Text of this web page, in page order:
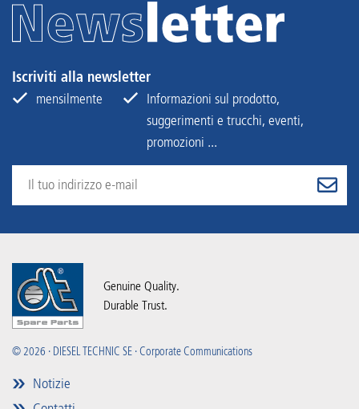
Iscriviti alla newsletter
mensilmente
Informazioni sul prodotto,
suggerimenti e trucchi, eventi,
promozioni ...
Genuine Quality.
Durable Trust.
© 2026 · DIESEL TECHNIC SE · Corporate Communications
Notizie